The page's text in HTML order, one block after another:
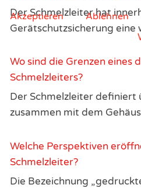
Der Schmelzleiter hat
Gerätschutzsicherung eine
Wo sind die Grenzen eines
Schmelzleiters?
Der Schmelzleiter definiert
zusammen mit dem
Welche Perspektiven
Schmelzleiter?
Die Bezeichnung
Akzeptieren Ablehnen